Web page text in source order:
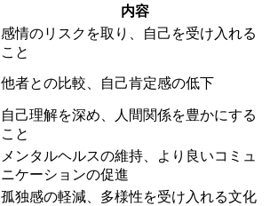
内容
感情のリスクを取り、自己を受け入れる
こと
他者との比較、自己肯定感の低下
自己理解を深め、人間関係を豊かにする
こと
メンタルヘルスの維持、より良いコミュ
ニケーションの促進
孤独感の軽減、多様性を受け入れる文化